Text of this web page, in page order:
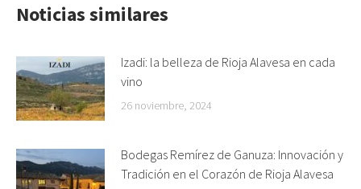
Noticias similares
Izadi: la belleza de Rioja Alavesa en cada
vino
26 noviembre, 2024
Bodegas Remírez de Ganuza: Innovación y
Tradición en el Corazón de Rioja Alavesa